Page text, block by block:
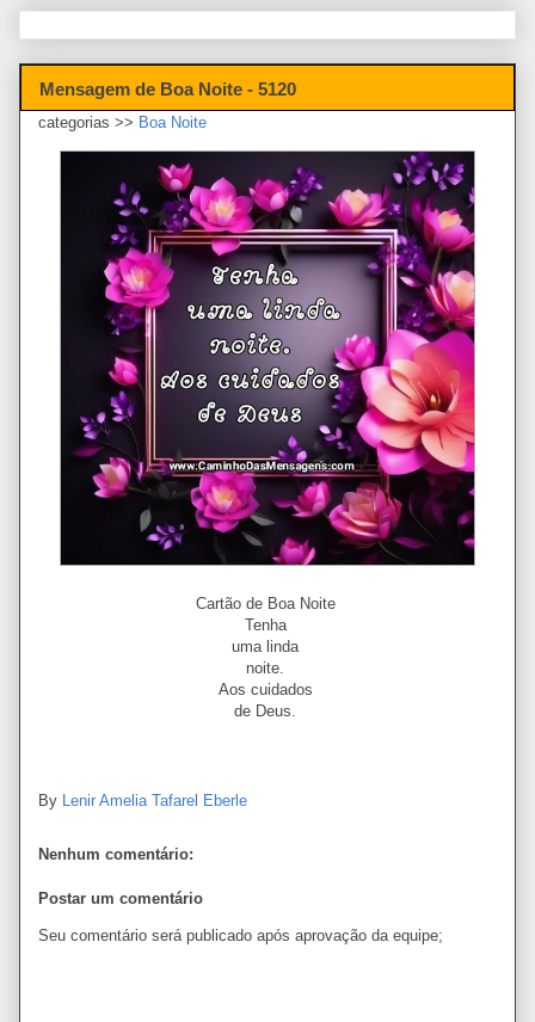
Mensagem de Boa Noite - 5120
categorias >> Boa Noite
Cartão de Boa Noite
Tenha
uma linda
noite.
Aos cuidados
de Deus.
By Lenir Amelia Tafarel Eberle
Nenhum comentário:
Postar um comentário
Seu comentário será publicado após aprovação da equipe;